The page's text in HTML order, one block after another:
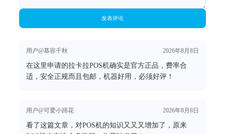
发表评论
用户@慕容千秋 2026年8月8日
在这里申请的拉卡拉POS机确实是官方正品，费率合
适，安全正规而且包邮，机器好用，必须好评！
用户@可爱小蹄花 2026年8月8日
看了这篇文章，对POS机的知识又又又增加了，原来